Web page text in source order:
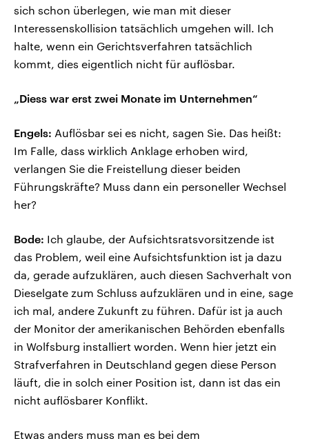
sich schon überlegen, wie man mit dieser
Interessenskollision tatsächlich umgehen will. Ich
halte, wenn ein Gerichtsverfahren tatsächlich
kommt, dies eigentlich nicht für auflösbar.
„Diess war erst zwei Monate im Unternehmen“
Engels: Auflösbar sei es nicht, sagen Sie. Das heißt:
Im Falle, dass wirklich Anklage erhoben wird,
verlangen Sie die Freistellung dieser beiden
Führungskräfte? Muss dann ein personeller Wechsel
her?
Bode: Ich glaube, der Aufsichtsratsvorsitzende ist
das Problem, weil eine Aufsichtsfunktion ist ja dazu
da, gerade aufzuklären, auch diesen Sachverhalt von
Dieselgate zum Schluss aufzuklären und in eine, sage
ich mal, andere Zukunft zu führen. Dafür ist ja auch
der Monitor der amerikanischen Behörden ebenfalls
in Wolfsburg installiert worden. Wenn hier jetzt ein
Strafverfahren in Deutschland gegen diese Person
läuft, die in solch einer Position ist, dann ist das ein
nicht auflösbarer Konflikt.
Etwas anders muss man es bei dem